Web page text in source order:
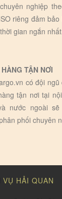
nghiệp
riêng đảm bảo
gian ngắn
TẬN NƠI
có đội
tận nơi tại
nước ngoài sẽ
phối chuyên
VỤ HẢI QUAN